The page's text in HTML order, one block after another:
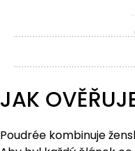
JAK
Poudrée kombinuje